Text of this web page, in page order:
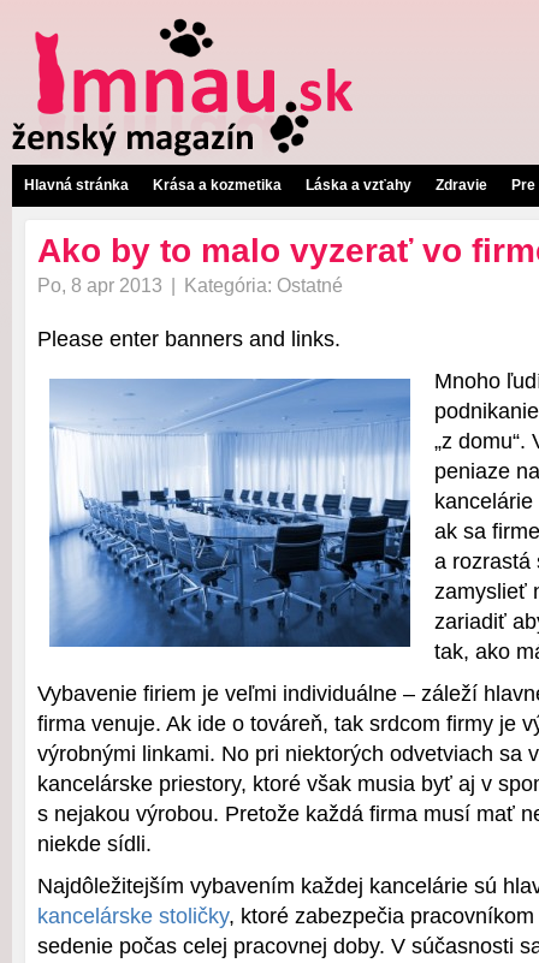
Hlavná stránka Krása a kozmetika Láska a vzťahy Zdravie
Ako by to malo vyzerať vo
Po, 8 apr 2013 Kategória: Ostatné
Please enter banners and links.
Mnoho
„z domu“.
peniaze
ak sa
a rozrastá
zamyslieť
zariadiť
tak, ako
Vybavenie firiem je veľmi individuálne – záleží
firma venuje. Ak ide o továreň, tak srdcom firmy je
výrobnými linkami. No pri niektorých odvetviach sa
kancelárske priestory, ktoré však musia byť aj v
s nejakou výrobou. Pretože každá firma musí mať
niekde sídli.
Najdôležitejším vybavením každej kancelárie sú
kancelárske stoličky, ktoré zabezpečia
sedenie počas celej pracovnej doby. V súčasnosti